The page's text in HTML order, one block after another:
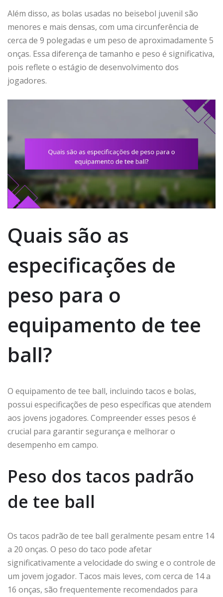
Além disso, as bolas usadas no beisebol juvenil são
menores e mais densas, com uma circunferência de
cerca de 9 polegadas e um peso de aproximadamente 5
onças. Essa diferença de tamanho e peso é significativa,
pois reflete o estágio de desenvolvimento dos
jogadores.
Quais são as
especificações de
peso para o
equipamento de tee
ball?
O equipamento de tee ball, incluindo tacos e bolas,
possui especificações de peso específicas que atendem
aos jovens jogadores. Compreender esses pesos é
crucial para garantir segurança e melhorar o
desempenho em campo.
Peso dos tacos padrão
de tee ball
Os tacos padrão de tee ball geralmente pesam entre 14
a 20 onças. O peso do taco pode afetar
significativamente a velocidade do swing e o controle de
um jovem jogador. Tacos mais leves, com cerca de 14 a
16 onças, são frequentemente recomendados para